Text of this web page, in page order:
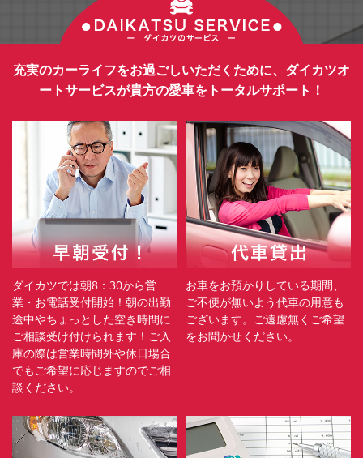
充実のカーライフをお過ごしいただくために、ダイカツオ
ートサービスが貴方の愛車をトータルサポート！
ダイカツでは朝8：30から営
業・お電話受付開始！朝の出勤
途中やちょっとした空き時間に
ご相談受け付けられます！ご入
庫の際は営業時間外や休日場合
でもご希望に応じますのでご相
談ください。
お車をお預かりしている期間、
ご不便が無いよう代車の用意も
ございます。ご遠慮無くご希望
をお聞かせください。